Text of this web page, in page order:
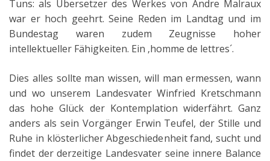
Tuns: als Übersetzer des Werkes von Andre Malraux
war er hoch geehrt. Seine Reden im Landtag und im
Bundestag waren zudem Zeugnisse hoher
intellektueller Fähigkeiten. Ein ‚homme de lettres´.
Dies alles sollte man wissen, will man ermessen, wann
und wo unserem Landesvater Winfried Kretschmann
das hohe Glück der Kontemplation widerfährt. Ganz
anders als sein Vorgänger Erwin Teufel, der Stille und
Ruhe in klösterlicher Abgeschiedenheit fand, sucht und
findet der derzeitige Landesvater seine innere Balance